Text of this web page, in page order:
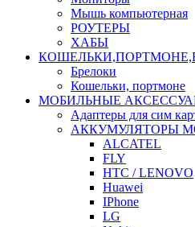
Мышь компьютерная
РОУТЕРЫ
ХАБЫ
Брелоки
Кошельки, портмоне
МОБИЛЬНЫЕ
Адаптеры для сим
АККУМУЛЯТОРЫ
ALCATEL
FLY
HTC / LENOVO
Huawei
IPhone
LG